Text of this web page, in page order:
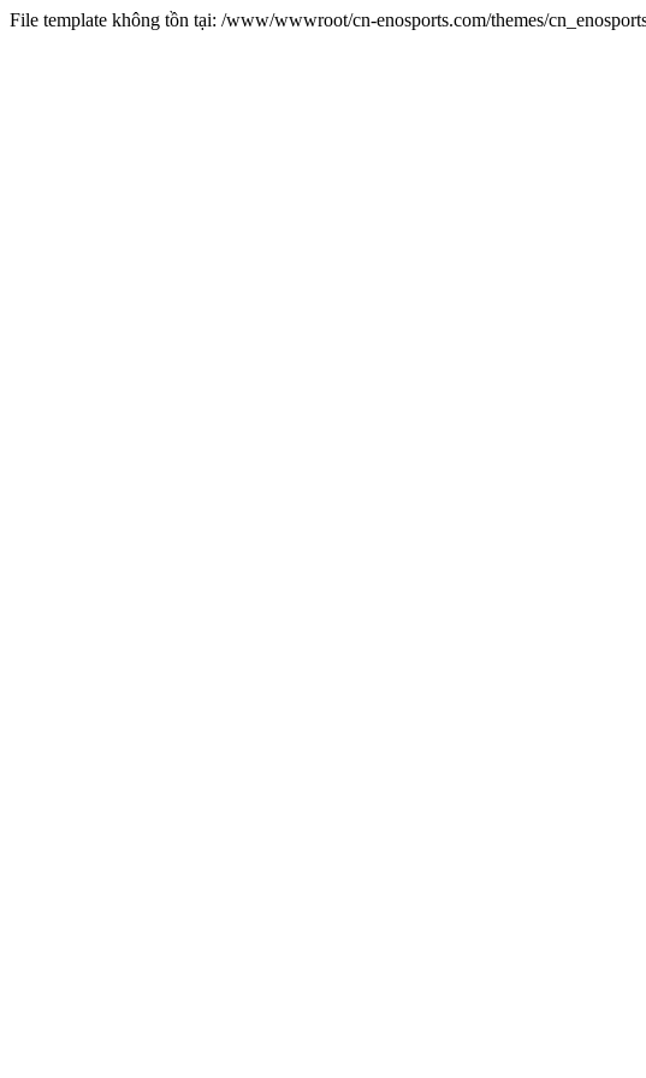
File template không tồn tại: /www/wwwroot/cn-enosports.com/themes/